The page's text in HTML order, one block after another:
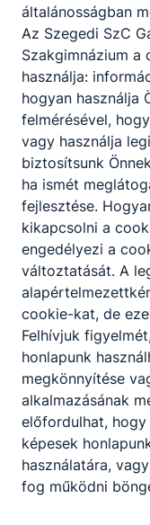
általánosságban
Az Szegedi SzC
Szakgimnázium
használja:
hogyan használja
felmérésével,
vagy használja
biztosítsunk
ha ismét
fejlesztése.
kikapcsolni a
engedélyezi a
változtatását. A
cookie-kat, de
Felhívjuk
honlapunk
megkönnyítése
alkalmazásának
előfordulhat, hogy
képesek
használatára,
fog működni